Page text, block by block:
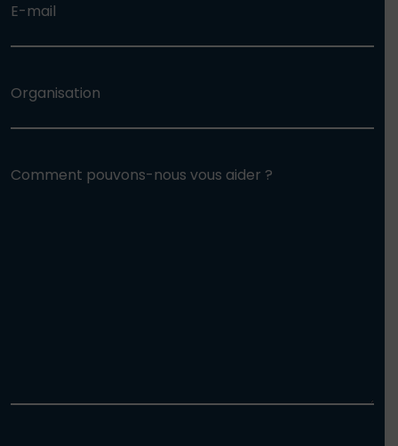
E-mail
Organisation
Comment pouvons-nous vous aider ?